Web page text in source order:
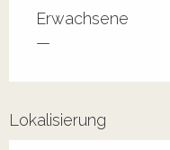
Erwachsene
—
Lokalisierung